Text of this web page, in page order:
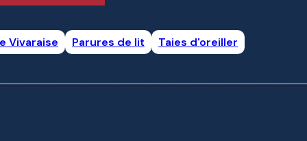
Vivaraise Parures de lit Taies d'oreiller